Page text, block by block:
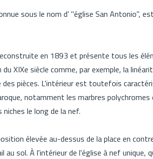
sous le nom d' "église San Antonio",
en 1893 et présente tous les
XIXe siècle comme, par exemple, la
pièces. L'intérieur est toutefois
notamment les marbres
le long de la nef.
élevée au-dessus de la place en
au sol. À l'intérieur de l'église à nef unique,